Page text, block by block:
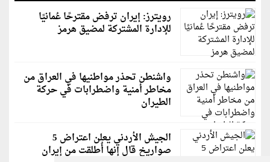
رويترز: إيران ترفض مقترحًا عُمانيًا
للإدارة المشتركة لمضيق هرمز
واشنطن تحذر مواطنيها في العراق من
مخاطر أمنية واضطرابات في حركة
الطيران
الجيش الأردني يعلن اعتراض 5
صواريخ قال إنها أُطلقت من إيران